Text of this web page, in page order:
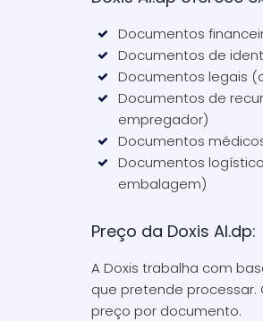
Documentos
Documentos de
Documentos legais
Documentos de
empregador)
Documentos
Documentos
embalagem)
Preço da Doxis AI.dp:
A Doxis trabalha com
que pretende processar.
preço por documento.